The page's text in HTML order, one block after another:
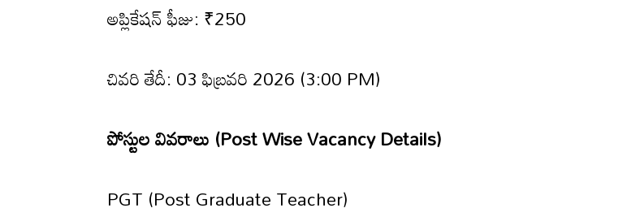
అప్లికేషన్ ఫీజు: ₹250
చివరి తేదీ: 03 ఫిబ్రవరి 2026 (3:00 PM)
పోస్టుల వివరాలు (Post Wise Vacancy Details)
PGT (Post Graduate Teacher)